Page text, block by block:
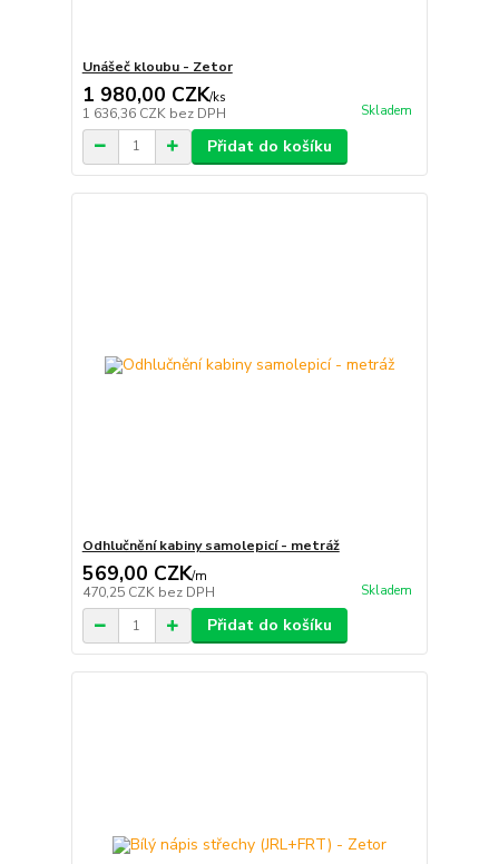
Unášeč kloubu - Zetor
1 980,00 CZK/ks
1 636,36 CZK bez DPH Skladem
Přidat do košíku
Odhlučnění kabiny samolepicí - metráž
569,00 CZK/m
470,25 CZK bez DPH Skladem
Přidat do košíku